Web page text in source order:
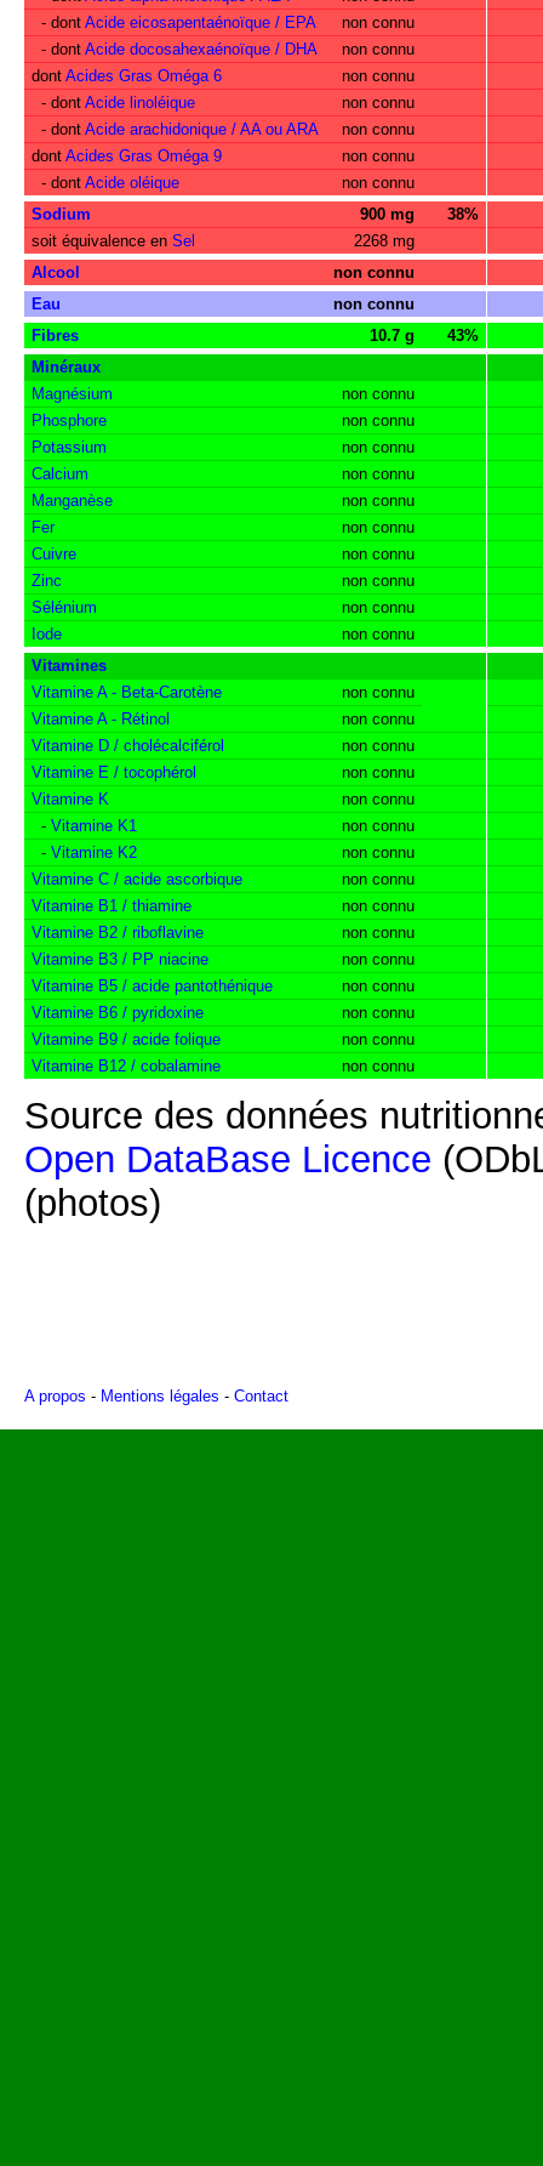
- dont Acide eicosapentaénoïque / EPA
non connu
- dont Acide docosahexaénoïque / DHA
non connu
dont Acides Gras Oméga 6
non connu
- dont Acide linoléique
non connu
- dont Acide arachidonique / AA ou ARA
non connu
dont Acides Gras Oméga 9
non connu
- dont Acide oléique
non connu
Sodium
900 mg
38%
soit équivalence en Sel
2268 mg
Alcool
non connu
Eau
non connu
Fibres
10.7 g
43%
Minéraux
Magnésium
non connu
Phosphore
non connu
Potassium
non connu
Calcium
non connu
Manganèse
non connu
Fer
non connu
Cuivre
non connu
Zinc
non connu
Sélénium
non connu
Iode
non connu
Vitamines
Vitamine A - Beta-Carotène
non connu
Vitamine A - Rétinol
non connu
Vitamine D / cholécalciférol
non connu
Vitamine E / tocophérol
non connu
Vitamine K
non connu
- Vitamine K1
non connu
- Vitamine K2
non connu
Vitamine C / acide ascorbique
non connu
Vitamine B1 / thiamine
non connu
Vitamine B2 / riboflavine
non connu
Vitamine B3 / PP niacine
non connu
Vitamine B5 / acide pantothénique
non connu
Vitamine B6 / pyridoxine
non connu
Vitamine B9 / acide folique
non connu
Vitamine B12 / cobalamine
non connu
Source des données
Open DataBase Licence
(photos)
A propos - Mentions légales - Contact